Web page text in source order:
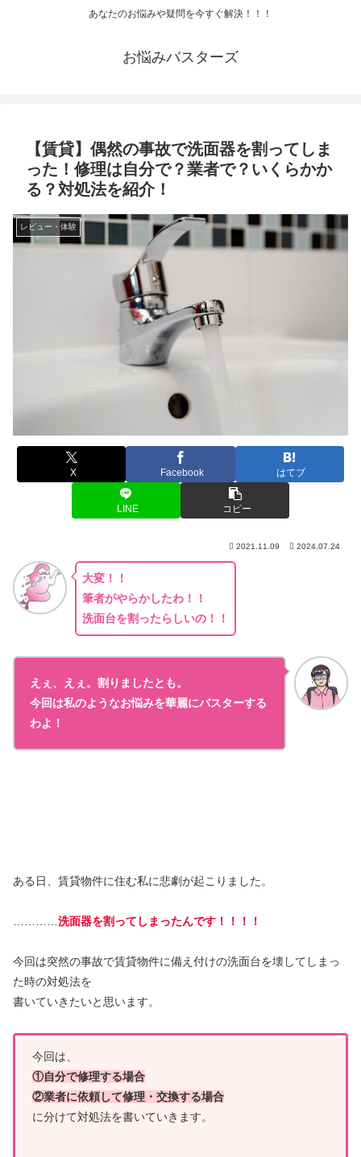
あなたのお悩みや疑問を今すぐ解決！！！
お悩みバスターズ
【賃貸】偶然の事故で洗面器を割ってしま
った！修理は自分で？業者で？いくらかか
る？対処法を紹介！
レビュー・体験
X Facebook はてブ
LINE コピー
2021.11.09 2024.07.24
大変！！
筆者がやらかしたわ！！
洗面台を割ったらしいの！！
えぇ、えぇ。割りましたとも。
今回は私のようなお悩みを華麗にバスターする
わよ！
ある日、賃貸物件に住む私に悲劇が起こりました。
…………洗面器を割ってしまったんです！！！！
今回は突然の事故で賃貸物件に備え付けの洗面台を壊してしまっ
た時の対処法を
書いていきたいと思います。
今回は、
①自分で修理する場合
②業者に依頼して修理・交換する場合
に分けて対処法を書いていきます。